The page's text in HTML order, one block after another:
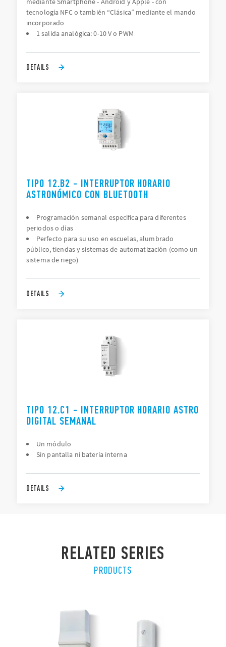
tecnología NFC o también “Clásica” mediante el mando
incorporado
1 salida analógica: 0-10 V o PWM
DETAILS
TIPO 12.B2 - INTERRUPTOR HORARIO
ASTRONÓMICO CON BLUETOOTH
Programación semanal específica para diferentes
periodos o días
Perfecto para su uso en escuelas, alumbrado
público, tiendas y sistemas de automatización (como un
sistema de riego)
DETAILS
TIPO 12.C1 - INTERRUPTOR HORARIO ASTRO
DIGITAL SEMANAL
Un módulo
Sin pantalla ni batería interna
DETAILS
RELATED SERIES
PRODUCTS